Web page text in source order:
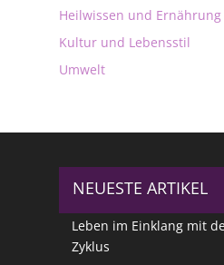
Heilwissen und Ernährung
Kultur und Lebensstil
Umwelt
NEUESTE ARTIKEL
Leben im Einklang mit
Zyklus